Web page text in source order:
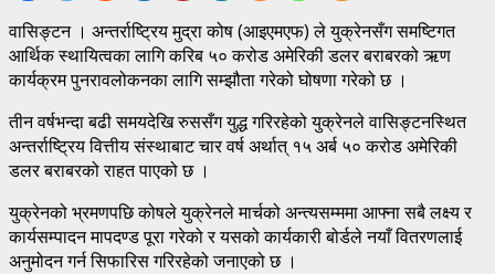
वासिङ्टन । अन्तर्राष्ट्रिय मुद्रा कोष (आइएमएफ) ले युक्रेनसँग समष्टिगत
आर्थिक स्थायित्वका लागि करिब ५० करोड अमेरिकी डलर बराबरको ऋण
कार्यक्रम पुनरावलोकनका लागि सम्झौता गरेको घोषणा गरेको छ ।
तीन वर्षभन्दा बढी समयदेखि रुससँग युद्ध गरिरहेको युक्रेनले वासिङ्टनस्थित
अन्तर्राष्ट्रिय वित्तीय संस्थाबाट चार वर्ष अर्थात् १५ अर्ब ५० करोड अमेरिकी
डलर बराबरको राहत पाएको छ ।
युक्रेनको भ्रमणपछि कोषले युक्रेनले मार्चको अन्त्यसम्ममा आफ्ना सबै लक्ष्य र
कार्यसम्पादन मापदण्ड पूरा गरेको र यसको कार्यकारी बोर्डले नयाँ वितरणलाई
अनुमोदन गर्न सिफारिस गरिरहेको जनाएको छ ।